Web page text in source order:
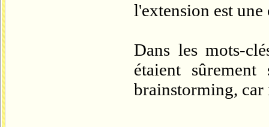
l'extension est une
Dans les mots-
étaient
brainstorming, car